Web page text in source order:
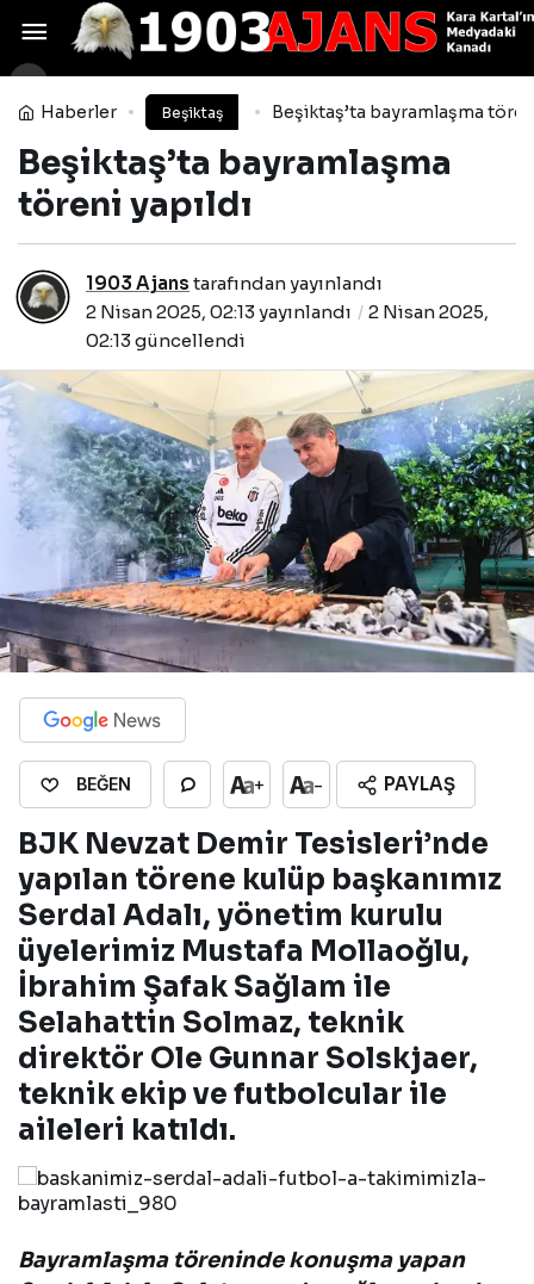
Haberler Beşiktaş Beşiktaş’ta bayramlaşma
Beşiktaş’ta bayramlaşma
töreni yapıldı
1903 Ajans tarafından yayınlandı
2 Nisan 2025, 02:13yayınlandı
2 Nisan 2025,
02:13güncellendi
BEĞEN + - PAYLAŞ
BJK Nevzat Demir Tesisleri’nde
yapılan törene kulüp başkanımız
Serdal Adalı, yönetim kurulu
üyelerimiz Mustafa Mollaoğlu,
İbrahim Şafak Sağlam ile
Selahattin Solmaz, teknik
direktör Ole Gunnar Solskjaer,
teknik ekip ve futbolcular ile
aileleri katıldı.
Bayramlaşma töreninde konuşma yapan
UEFA’dan Trabzonspor
paylaşımı: ‘İnanılmaz destek’
Yorum Yap